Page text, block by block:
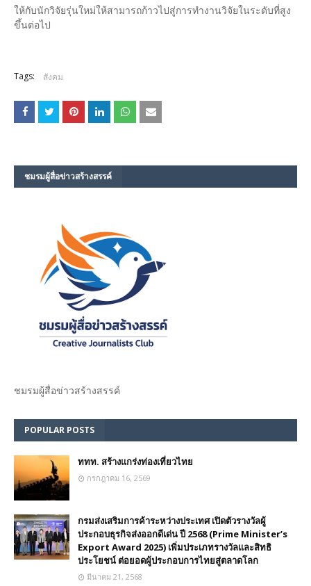
ให้กับนักวิจัยรุ่นใหม่ให้สามารถก้าวไปสู่การทำงานวิจัยในระดับที่สูง
ขึ้นต่อไป
Tags: สังคม
ชมรม​ผู้สื่อข่าวสร้างสรรค์​
ชมรม​ผู้สื่อข่าวสร้างสรรค์​
POPULAR POSTS
ททท. สร้างแกร่งท่องเที่ยวไทย
กรกฎาคม 16, 2569
กรมส่งเสริมการค้าระหว่างประเทศ เปิดตัวรางวัลผู้
ประกอบธุรกิจส่งออกดีเด่น ปี 2568 (Prime Minister’s
Export Award 2025) เพิ่มประเภทรางวัลและสิทธิ
ประโยชน์ ต่อยอดผู้ประกอบการไทยสู่ตลาดโลก
มีนาคม 21, 2568